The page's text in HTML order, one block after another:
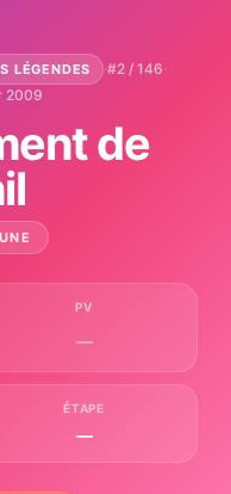
LÉGENDES ·#2 / 146·
2009
de
PV
—
ÉTAPE
—